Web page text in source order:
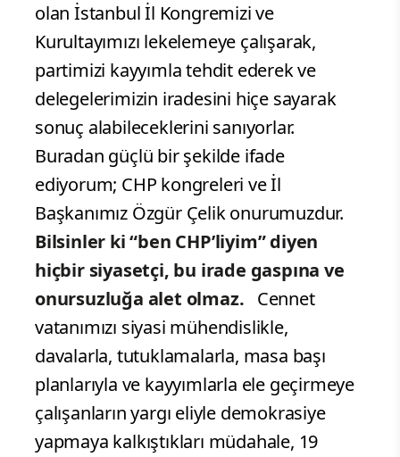
olan İstanbul İl Kongremizi ve
Kurultayımızı lekelemeye çalışarak,
partimizi kayyımla tehdit ederek ve
delegelerimizin iradesini hiçe sayarak
sonuç alabileceklerini sanıyorlar.
Buradan güçlü bir şekilde ifade
ediyorum; CHP kongreleri ve İl
Başkanımız Özgür Çelik onurumuzdur.
Bilsinler ki “ben CHP’liyim” diyen
hiçbir siyasetçi, bu irade gaspına ve
onursuzluğa alet olmaz. Cennet
vatanımızı siyasi mühendislikle,
davalarla, tutuklamalarla, masa başı
planlarıyla ve kayyımlarla ele geçirmeye
çalışanların yargı eliyle demokrasiye
yapmaya kalkıştıkları müdahale, 19